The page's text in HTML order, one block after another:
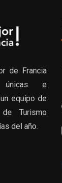
de Francia
únicas e
equipo de
Turismo
del año.